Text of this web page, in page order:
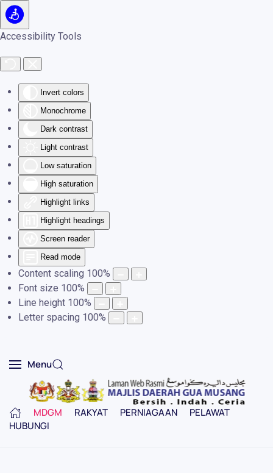
Accessibility Tools
Invert colors
Monochrome
Dark contrast
Light contrast
Low saturation
High saturation
Highlight links
Highlight headings
Screen reader
Read mode
Content scaling 100%
Font size 100%
Line height 100%
Letter spacing 100%
Skip to main content
Menu
MDGM RAKYAT PERNIAGAAN
PELAWAT
HUBUNGI